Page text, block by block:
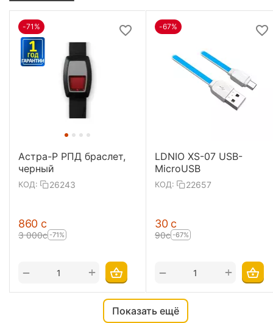
-71%
Астра-Р РПД браслет,
черный
КОД: 26243
‍860‍ с
3 000с -71%
+
−
-67%
LDNIO XS-07 USB-
MicroUSB
КОД: 22657
‍30‍ с
‍90‍с -67%
+
−
Показать ещё